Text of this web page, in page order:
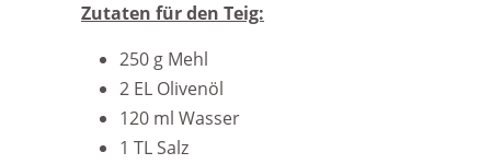
Zutaten für den Teig:
250 g Mehl
2 EL Olivenöl
120 ml Wasser
1 TL Salz